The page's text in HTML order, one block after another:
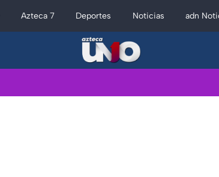
Azteca 7 Deportes Noticias adn